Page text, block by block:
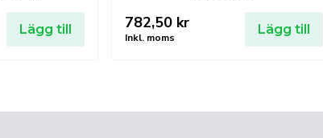
Lägg till 782,50 kr
Inkl. moms
Lägg till